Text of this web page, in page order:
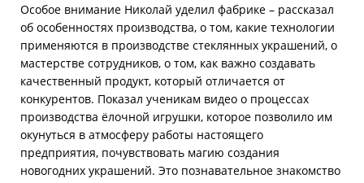
Особое внимание Николай уделил фабрике – рассказал
об особенностях производства, о том, какие технологии
применяются в производстве стеклянных украшений, о
мастерстве сотрудников, о том, как важно создавать
качественный продукт, который отличается от
конкурентов. Показал ученикам видео о процессах
производства ёлочной игрушки, которое позволило им
окунуться в атмосферу работы настоящего
предприятия, почувствовать магию создания
новогодних украшений. Это познавательное знакомство